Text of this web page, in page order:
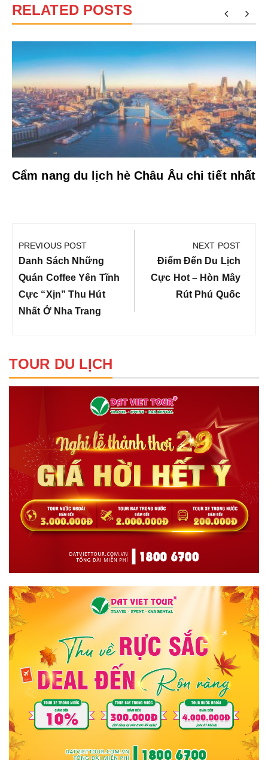
RELATED POSTS
Cẩm nang du lịch hè Châu Âu chi tiết nhất
hướng
bài
viết
PREVIOUS POST
Previous
Post:
Danh Sách Những
Quán Coffee Yên Tĩnh
Cực “xịn” Thu Hút
Nhất Ở Nha Trang
NEXT POST
Next
Post:
Điểm Đến Du Lịch
Cực Hot – Hòn Mây
Rút Phú Quốc
TOUR DU LỊCH